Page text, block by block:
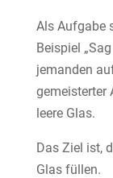
Als Aufgabe
Beispiel
jemanden
gemeisterter
leere Glas.
Das Ziel ist,
Glas füllen.